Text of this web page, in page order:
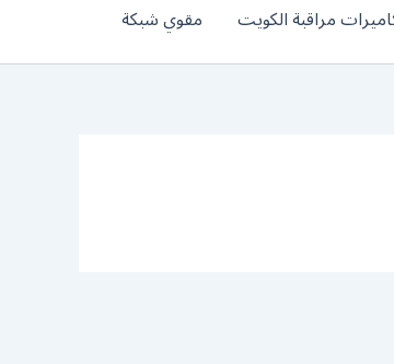
مراقبة الكويت مقوي شبكة